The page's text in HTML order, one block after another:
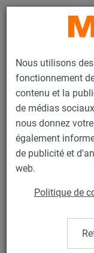
Nous utilisons
fonctionnement
contenu et la
de médias
nous donnez
également
de publicité et
web.
Politique de
Produits Technique
Rize
200 Mètres bobine